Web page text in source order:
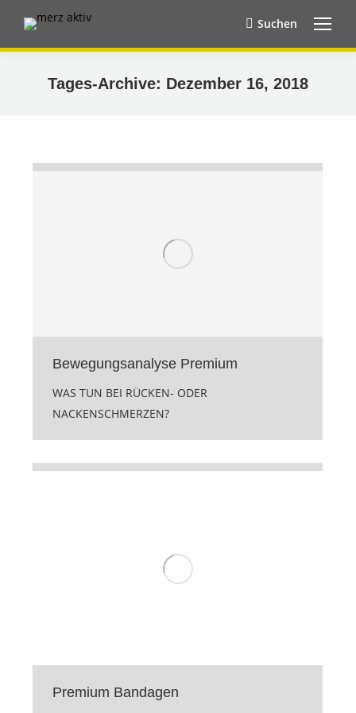
Search:
Suchen
Tages-Archive: Dezember 16, 2018
Bewegungsanalyse Premium
WAS TUN BEI RÜCKEN- ODER
NACKENSCHMERZEN?
Premium Bandagen